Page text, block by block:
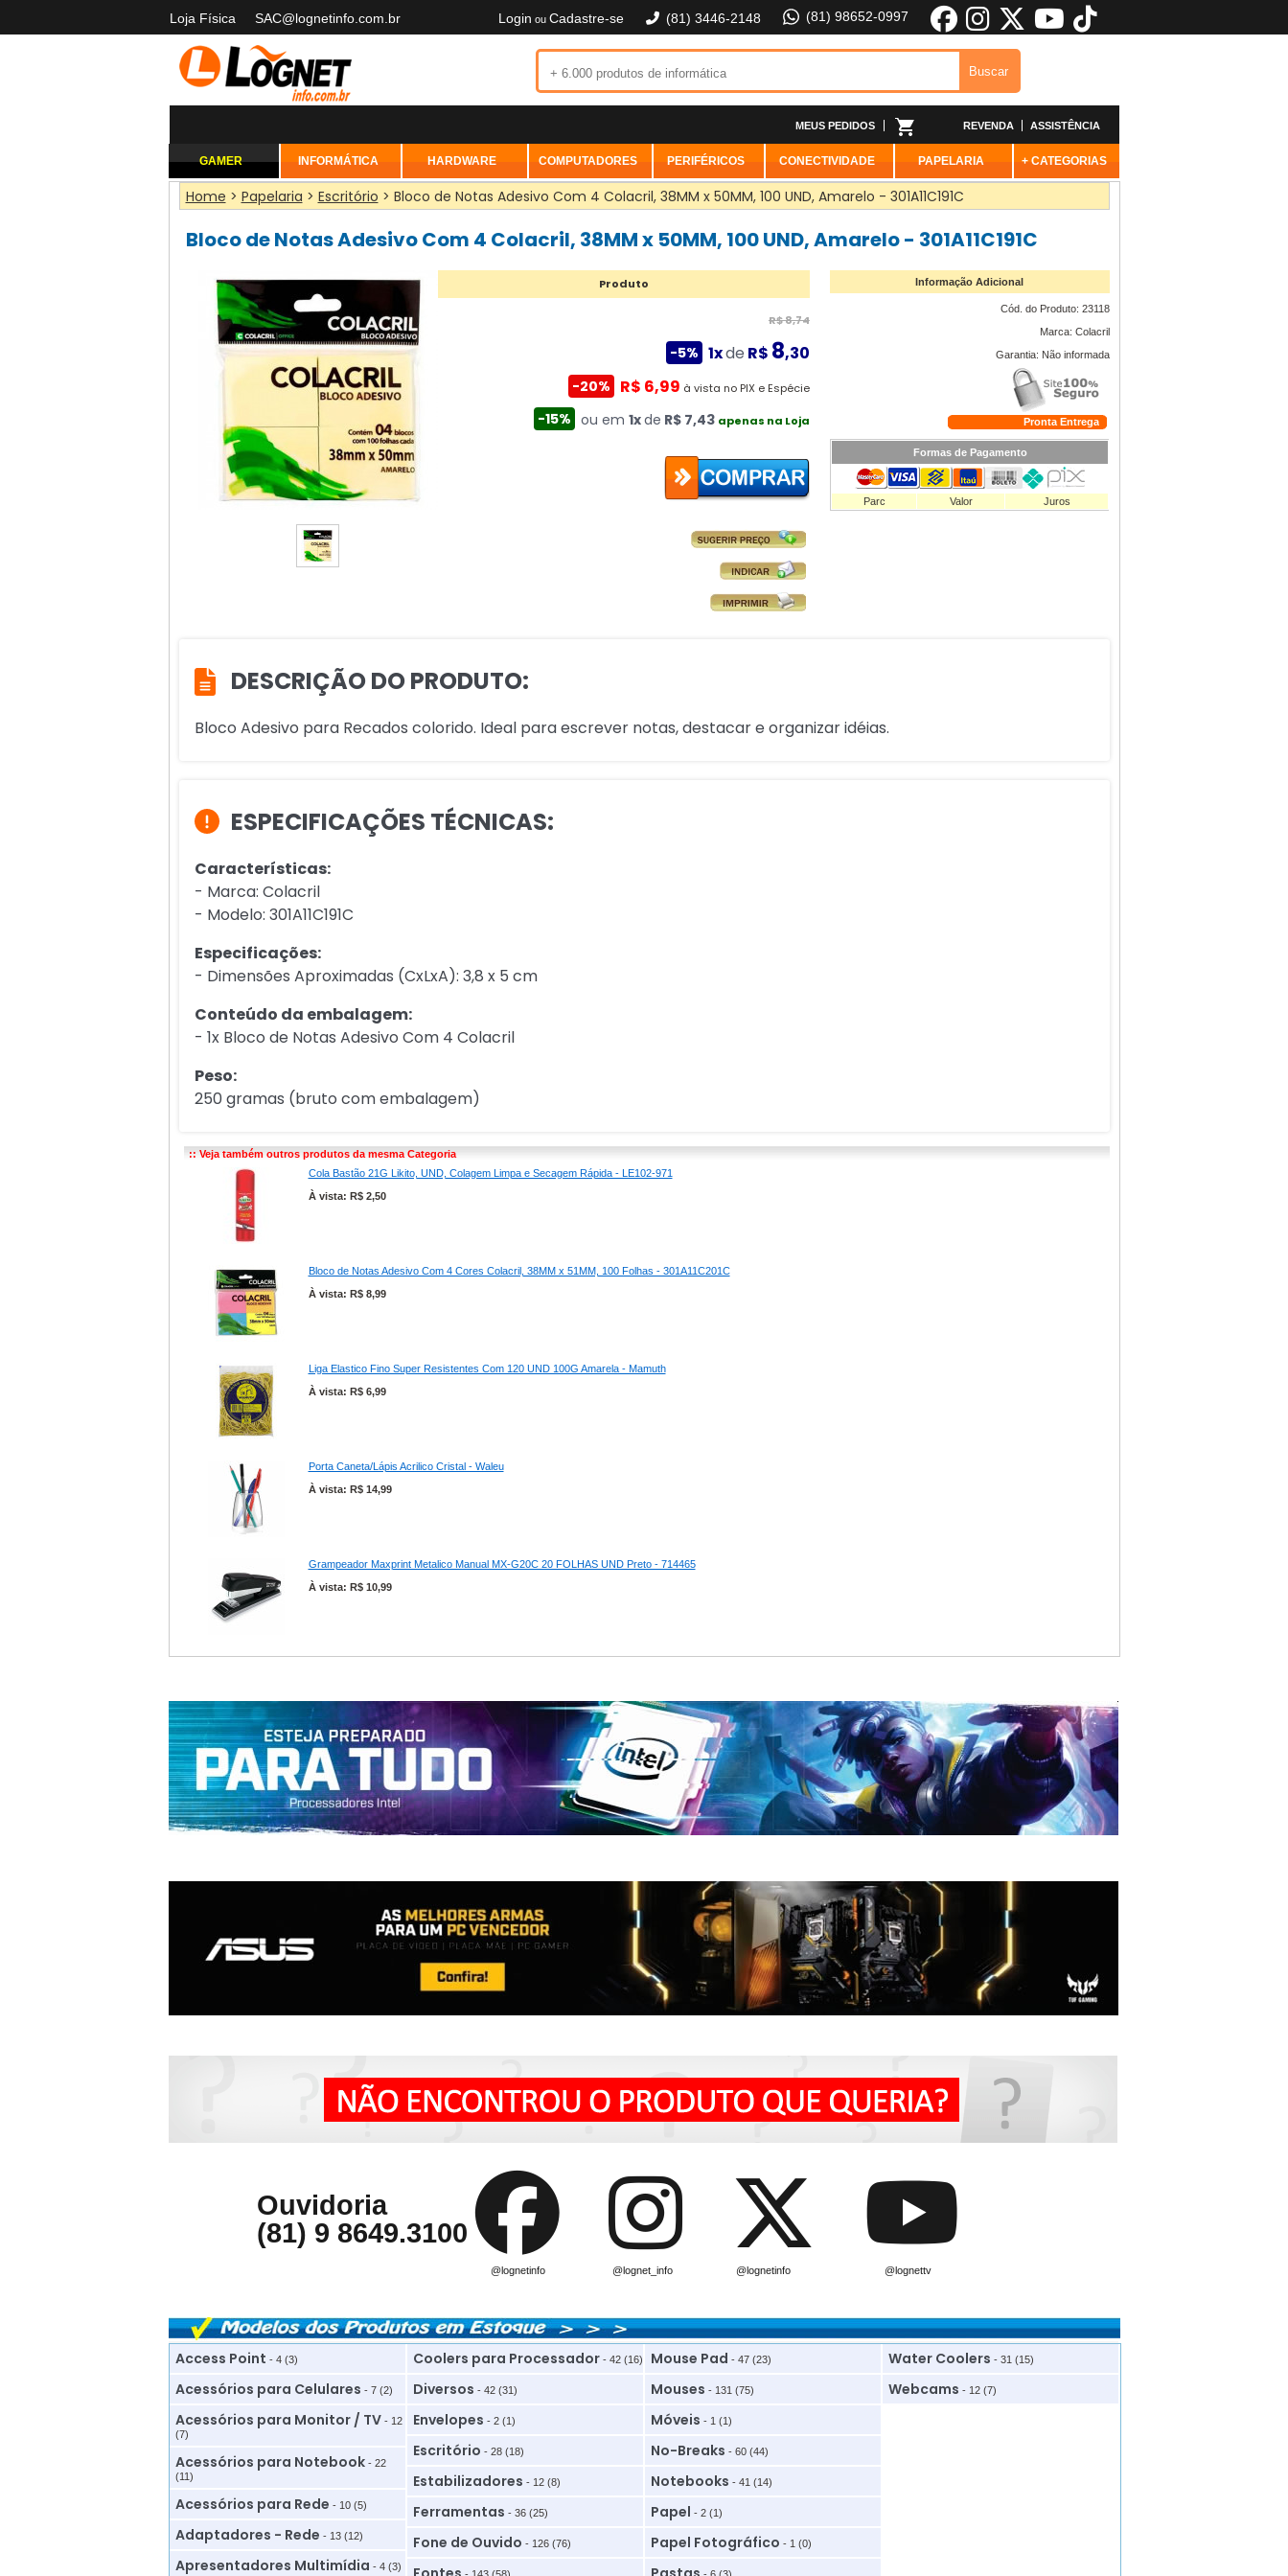
Loja Física SAC@lognetinfo.com.br (81) 98652-0997
(81) 3446-2148
Login ou Cadastre-se
MEUS PEDIDOS REVENDA ASSISTÊNCIA
GAMER INFORMÁTICA HARDWARE COMPUTADORES PERIFÉRICOS CONECTIVIDADE PAPELARIA + CATEGORIAS
Home > Papelaria > Escritório > Bloco de Notas Adesivo Com 4 Colacril, 38MM x 50MM, 100 UND, Amarelo - 301A11C191C
Bloco de Notas Adesivo Com 4 Colacril, 38MM x 50MM, 100 UND, Amarelo - 301A11C191C
Produto
R$ 8,74
-5% 1xde R$ 8,30
-20% R$ 6,99 à vista no PIX e Espécie
-15% ou em 1xde R$ 7,43 apenas na Loja
Informação Adicional
Cód. do Produto: 23118
Marca: Colacril
Garantia: Não informada
Pronta Entrega
Formas de Pagamento
Parc Valor Juros
DESCRIÇÃO DO PRODUTO:
Bloco Adesivo para Recados colorido. Ideal para escrever notas, destacar e organizar idéias.
ESPECIFICAÇÕES TÉCNICAS:
Características:
- Marca: Colacril
- Modelo: 301A11C191C
Especificações:
- Dimensões Aproximadas (CxLxA): 3,8 x 5 cm
Conteúdo da embalagem:
- 1x Bloco de Notas Adesivo Com 4 Colacril
Peso:
250 gramas (bruto com embalagem)
:: Veja também outros produtos da mesma Categoria
Cola Bastão 21G Likito, UND, Colagem Limpa e Secagem Rápida - LE102-971
À vista: R$ 2,50
Bloco de Notas Adesivo Com 4 Cores Colacril, 38MM x 51MM, 100 Folhas - 301A11C201C
À vista: R$ 8,99
Liga Elastico Fino Super Resistentes Com 120 UND 100G Amarela - Mamuth
À vista: R$ 6,99
Porta Caneta/Lápis Acrilico Cristal - Waleu
À vista: R$ 14,99
Grampeador Maxprint Metalico Manual MX-G20C 20 FOLHAS UND Preto - 714465
À vista: R$ 10,99
Ouvidoria
(81) 9 8649.3100
@lognetinfo @lognet_info @lognetinfo @lognettv
Access Point - 4 (3)
Acessórios para Celulares - 7 (2)
Acessórios para Monitor / TV- 12
(7)
Acessórios para Notebook- 22
(11)
Acessórios para Rede - 10 (5)
Adaptadores - Rede - 13 (12)
Apresentadores Multimídia - 4 (3)
Coolers para Processador- 42 (16)
Diversos - 42 (31)
Envelopes - 2 (1)
Escritório - 28 (18)
Estabilizadores - 12 (8)
Ferramentas - 36 (25)
Fone de Ouvido - 126 (76)
Mouse Pad - 47 (23)
Mouses - 131 (75)
Móveis - 1 (1)
No-Breaks - 60 (44)
Notebooks - 41 (14)
Papel - 2 (1)
Papel Fotográfico - 1 (0)
Water Coolers - 31 (15)
Webcams - 12 (7)